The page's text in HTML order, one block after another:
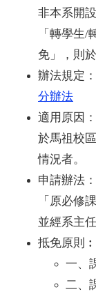
非本系開
「轉學生
免」，則
辦法規定：
分辦法
適用原因：
於馬祖校
情況者。
申請辦法
「原必修
並經系主
抵免原則︰
一、
二、